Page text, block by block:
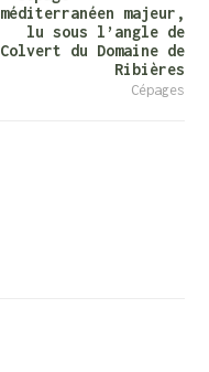
méditerranéen majeur,
lu sous l’angle de
Colvert du Domaine de
Ribières
Cépages